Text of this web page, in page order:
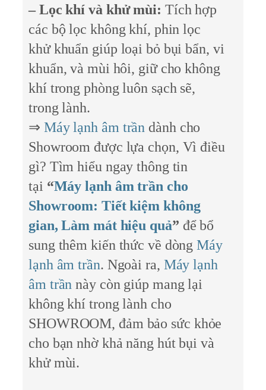
– Lọc khí và khử mùi: Tích hợp
các bộ lọc không khí, phin lọc
khử khuẩn giúp loại bỏ bụi bẩn, vi
khuẩn, và mùi hôi, giữ cho không
khí trong phòng luôn sạch sẽ,
trong lành.
⇒ Máy lạnh âm trần dành cho
Showroom được lựa chọn, Vì điều
gì? Tìm hiểu ngay thông tin
tại “Máy lạnh âm trần cho
Showroom: Tiết kiệm không
gian, Làm mát hiệu quả” để bổ
sung thêm kiến thức về dòngMáy
lạnh âm trần. Ngoài ra, Máy lạnh
âm trần này còn giúp mang lại
không khí trong lành cho
SHOWROOM, đảm bảo sức khỏe
cho bạn nhờ khả năng hút bụi và
khử mùi.